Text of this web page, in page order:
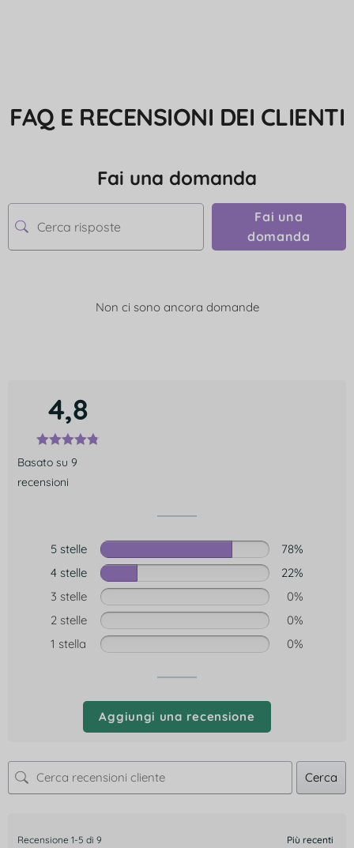
FAQ E RECENSIONI DEI CLIENTI
Fai una domanda
Fai una
domanda
Non ci sono ancora domande
4,8
Basato su 9
recensioni
5 stelle
78%
4 stelle
22%
3 stelle
0%
2 stelle
0%
1 stella
0%
Aggiungi una recensione
Cerca
Recensione 1-5 di 9